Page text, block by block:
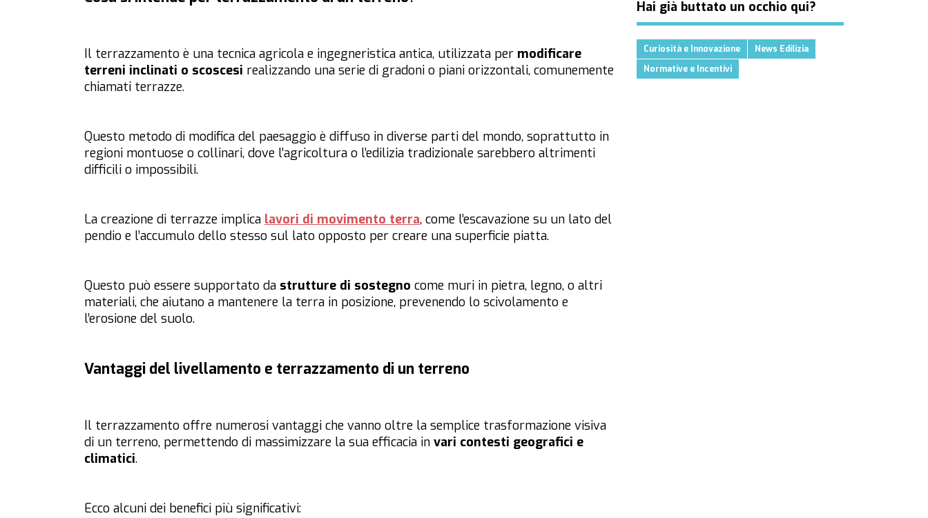
Il terrazzamento è una tecnica agricola e ingegneristica antica, utilizzata per modificare
terreni inclinati o scoscesi realizzando una serie di gradoni o piani orizzontali, comunemente
chiamati terrazze.
Questo metodo di modifica del paesaggio è diffuso in diverse parti del mondo, soprattutto in
regioni montuose o collinari, dove l’agricoltura o l’edilizia tradizionale sarebbero altrimenti
difficili o impossibili.
La creazione di terrazze implica lavori di movimento terra, come l’escavazione su un lato del
pendio e l’accumulo dello stesso sul lato opposto per creare una superficie piatta.
Questo può essere supportato da strutture di sostegno come muri in pietra, legno, o altri
materiali, che aiutano a mantenere la terra in posizione, prevenendo lo scivolamento e
l’erosione del suolo.
Vantaggi del livellamento e terrazzamento di un terreno
Il terrazzamento offre numerosi vantaggi che vanno oltre la semplice trasformazione visiva
di un terreno, permettendo di massimizzare la sua efficacia in vari contesti geografici e
climatici.
Ecco alcuni dei benefici più significativi:
Hai già buttato un occhio qui?
Curiosità e Innovazione
News Edilizia
Normative e Incentivi